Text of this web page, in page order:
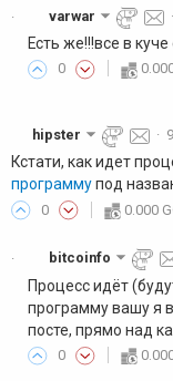
· varwar ·
Есть же!!!все в
0
hipster ·
Кстати, как идет
программупод
0 0.000
· bitcoinfo
Процесс идёт
программу вашу я
посте, прямо над
0